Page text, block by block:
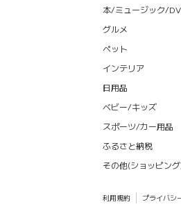
本/ミュージック/
グルメ
ペット
インテリア
日用品
ベビー/キッズ
スポーツ/カー用品
ふるさと納税
その他(ショッピン
利用規約 プライバシ